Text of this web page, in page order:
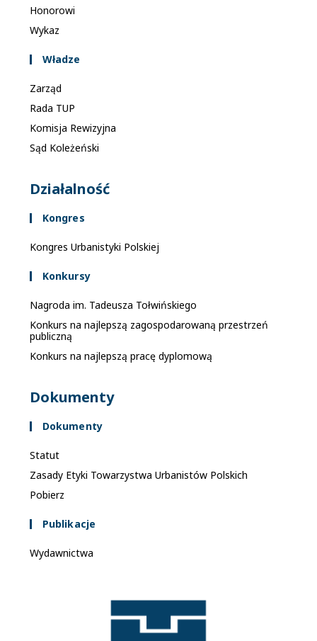
Honorowi
Wykaz
Władze
Zarząd
Rada TUP
Komisja Rewizyjna
Sąd Koleżeński
Działalność
Kongres
Kongres Urbanistyki Polskiej
Konkursy
Nagroda im. Tadeusza Tołwińskiego
Konkurs na najlepszą zagospodarowaną przestrzeń
publiczną
Konkurs na najlepszą pracę dyplomową
Dokumenty
Dokumenty
Statut
Zasady Etyki Towarzystwa Urbanistów Polskich
Pobierz
Publikacje
Wydawnictwa